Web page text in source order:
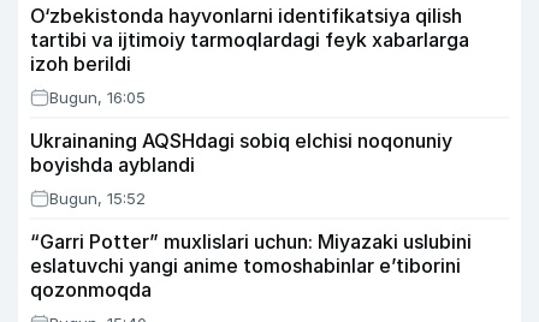
O‘zbekistonda hayvonlarni identifikatsiya qilish
tartibi va ijtimoiy tarmoqlardagi feyk xabarlarga
izoh berildi
Bugun, 16:05
Ukrainaning AQSHdagi sobiq elchisi noqonuniy
boyishda ayblandi
Bugun, 15:52
“Garri Potter” muxlislari uchun: Miyazaki uslubini
eslatuvchi yangi anime tomoshabinlar e’tiborini
qozonmoqda